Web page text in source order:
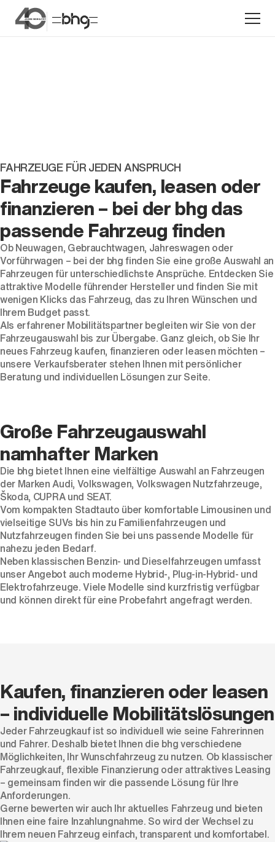
Unternehmen
Standorte
Karriere
News
Am 5. September
FAHRZEUGE FÜR JEDEN ANSPRUCH
Fahrzeuge kaufen, leasen oder
finanzieren – bei der bhg das
passende Fahrzeug finden
ObNeuwagen, Gebrauchtwagen, Jahreswagen oder
Vorführwagen – bei der bhg finden Sie eine große Auswahl an
Fahrzeugen für unterschiedlichste Ansprüche. Entdecken Sie
attraktive Modelle führender Hersteller und finden Sie mit
wenigen Klicks das Fahrzeug, das zu Ihren Wünschen und
Ihrem Budget passt.
Als erfahrener Mobilitätspartner begleiten wir Sie von der
Fahrzeugauswahl bis zur Übergabe. Ganz gleich, ob Sie Ihr
neues Fahrzeug kaufen, finanzieren oder leasen möchten –
unsere Verkaufsberater stehen Ihnen mit persönlicher
Beratung und individuellen Lösungen zur Seite.
Große Fahrzeugauswahl
namhafter Marken
Die bhg bietet Ihnen eine vielfältige Auswahl an Fahrzeugen
der MarkenAudi, Volkswagen, Volkswagen Nutzfahrzeuge,
Škoda, CUPRAund SEAT.
Vom kompakten Stadtauto über komfortable Limousinen und
vielseitige SUVs bis hin zu Familienfahrzeugen und
Nutzfahrzeugenfinden Sie bei uns passende Modelle für
nahezu jeden Bedarf.
Neben klassischen Benzin- und Dieselfahrzeugen umfasst
unser Angebot auch moderne Hybrid-, Plug-in-Hybrid- und
Elektrofahrzeuge. Viele Modelle sind kurzfristig verfügbar
und können direkt für eine Probefahrt angefragt werden.
Kaufen, finanzieren oder leasen
– individuelle Mobilitätslösungen
Jeder Fahrzeugkauf ist so individuell wie seine Fahrerinnen
und Fahrer. Deshalb bietet Ihnen die bhg verschiedene
Möglichkeiten, Ihr Wunschfahrzeug zu nutzen. Ob klassischer
Fahrzeugkauf, flexible Finanzierung oder attraktives Leasing
– gemeinsam finden wir die passende Lösung für Ihre
Anforderungen.
Gerne bewerten wir auch Ihr aktuelles Fahrzeug und bieten
Ihnen eine faire Inzahlungnahme. So wird der Wechsel zu
Ihrem neuen Fahrzeug einfach, transparent und komfortabel.